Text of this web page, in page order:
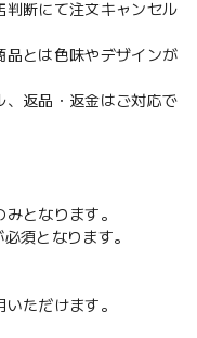
判断にて注文キャンセル
品とは色味やデザインが
、返品・返金はご対応で
となります。
須となります。
ただけます。